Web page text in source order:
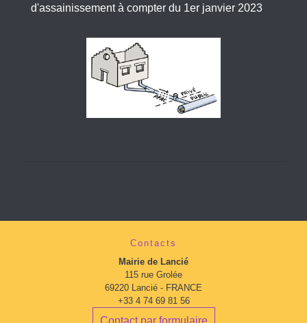
d'assainissement à compter du 1er janvier 2023
Contacts
Mairie de Lancié
115 rue Grolée
69220 Lancié - FRANCE
+33 4 74 69 81 56